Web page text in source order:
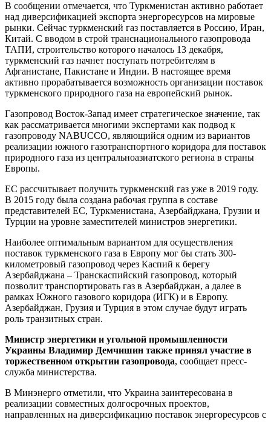
В сообщении отмечается, что Туркменистан активно работает
над диверсификацией экспорта энергоресурсов на мировые
рынки. Сейчас туркменский газ поставляется в Россию, Иран,
Китай. С вводом в строй транснационального газопровода
ТАПИ, строительство которого началось 13 декабря,
туркменский газ начнет поступать потребителям в
Афганистане, Пакистане и Индии. В настоящее время
активно прорабатывается возможность организации поставок
туркменского природного газа на европейский рынок.
Газопровод Восток-Запад имеет стратегическое значение, так
как рассматривается многими экспертами как подвод к
газопроводу NABUCCO, являющийся одним из вариантов
реализации южного газотранспортного коридора для поставок
природного газа из центральноазиатского региона в страны
Европы.
ЕС рассчитывает получить туркменский газ уже в 2019 году.
В 2015 году была создана рабочая группа в составе
представителей ЕС, Туркменистана, Азербайджана, Грузии и
Турции на уровне заместителей министров энергетики.
Наиболее оптимальным вариантом для осуществления
поставок туркменского газа в Европу мог бы стать 300-
километровый газопровод через Каспий к берегу
Азербайджана – Транскаспийский газопровод, который
позволит транспортировать газ в Азербайджан, а далее в
рамках Южного газового коридора (ИГК) и в Европу.
Азербайджан, Грузия и Турция в этом случае будут играть
роль транзитных стран.
Министр энергетики и угольной промышленности
Украины Владимир Демчишин также принял участие в
торжественном открытии газопровода, сообщает пресс-
служба министерства.
В Минэнерго отметили, что Украина заинтересована в
реализации совместных долгосрочных проектов,
направленных на диверсификацию поставок энергоресурсов с